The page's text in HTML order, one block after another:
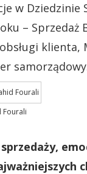
w Dziedzinie
– Sprzedaż
klienta,
Fourali
sprzedaży,